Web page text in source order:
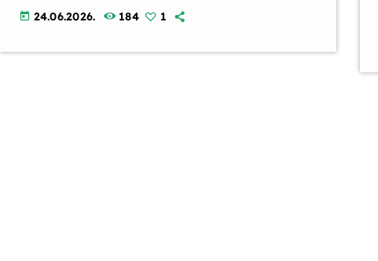
today 24.06.2026. 184 1